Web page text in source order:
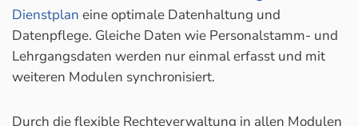
Dienstplan eine optimale Datenhaltung und
Datenpflege. Gleiche Daten wie Personalstamm- und
Lehrgangsdaten werden nur einmal erfasst und mit
weiteren Modulen synchronisiert.
Durch die flexible Rechteverwaltung in allen Modulen